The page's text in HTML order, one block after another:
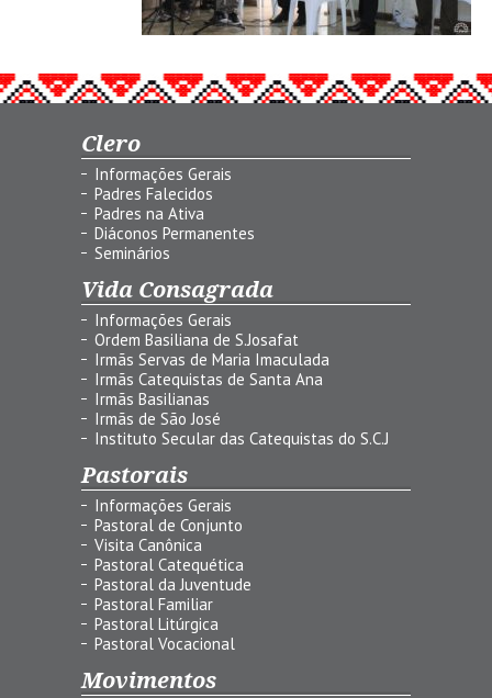
Clero
Informações Gerais
Padres Falecidos
Padres na Ativa
Diáconos Permanentes
Seminários
Vida Consagrada
Informações Gerais
Ordem Basiliana de S.Josafat
Irmãs Servas de Maria Imaculada
Irmãs Catequistas de Santa Ana
Irmãs Basilianas
Irmãs de São José
Instituto Secular das Catequistas do S.C.J
Pastorais
Informações Gerais
Pastoral de Conjunto
Visita Canônica
Pastoral Catequética
Pastoral da Juventude
Pastoral Familiar
Pastoral Litúrgica
Pastoral Vocacional
Movimentos